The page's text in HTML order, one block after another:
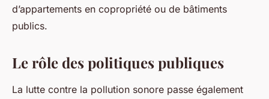
d’appartements en copropriété ou de bâtiments
publics.
Le rôle des politiques publiques
La lutte contre la pollution sonore passe également